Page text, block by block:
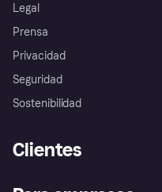
Legal
Prensa
Privacidad
Seguridad
Sostenibilidad
Clientes